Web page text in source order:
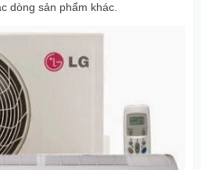
dòng sản phẩm khác.